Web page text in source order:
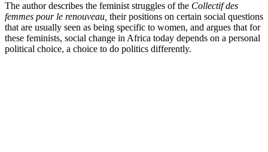
The author describes the feminist struggles of the Collectif des
femmes pour le renouveau, their positions on certain social questions
that are usually seen as being specific to women, and argues that for
these feminists, social change in Africa today depends on a personal
political choice, a choice to do politics differently.